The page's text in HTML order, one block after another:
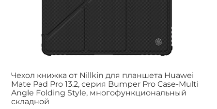
Чехол книжка от Nillkin для планшета Huawei
Mate Pad Pro 13.2, серия Bumper Pro Case-Multi
Angle Folding Style, многофункциональный
складной